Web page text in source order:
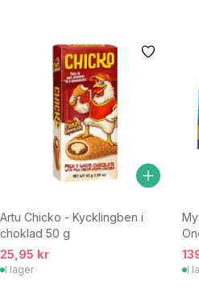
Artu Chicko - Kycklingben i
choklad 50 g
25,95 kr
I lager I